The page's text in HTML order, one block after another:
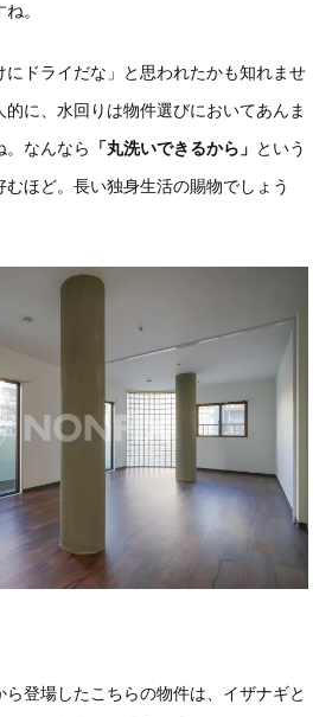
。
にドライだな」と思われたかも知れませ
に、水回りは物件選びにおいてあんま
。なんなら
「丸洗いできるから」 という
ほど。長い独身生活の賜物でしょう
登場したこちらの物件は、イザナギと